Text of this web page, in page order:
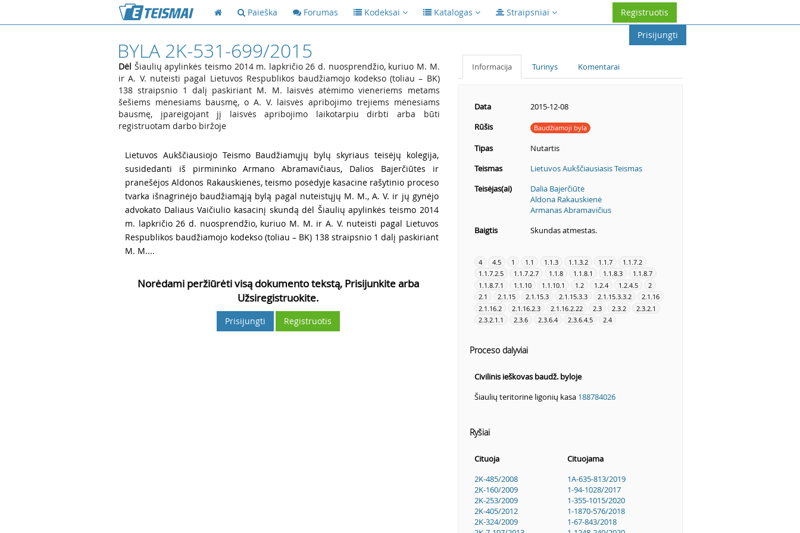
Paieška Forumas Kodeksai Katalogas Straipsniai
Registruotis
Prisijungti
BYLA 2K-531-699/2015
Dėl Šiaulių apylinkės teismo 2014 m. lapkričio 26 d. nuosprendžio, kuriuo M. M.
ir A. V. nuteisti pagal Lietuvos Respublikos baudžiamojo kodekso (toliau – BK)
138 straipsnio 1 dalį paskiriant M. M. laisvės atėmimo vieneriems metams
šešiems mėnesiams bausmę, o A. V. laisvės apribojimo trejiems mėnesiams
bausmę, įpareigojant jį laisvės apribojimo laikotarpiu dirbti arba būti
registruotam darbo biržoje
Lietuvos Aukščiausiojo Teismo Baudžiamųjų bylų skyriaus teisėjų kolegija,
susidedanti iš pirmininko Armano Abramavičiaus, Dalios Bajerčiūtės ir
pranešėjos Aldonos Rakauskienės, teismo posėdyje kasacine rašytinio proceso
tvarka išnagrinėjo baudžiamąją bylą pagal nuteistųjų M. M., A. V. ir jų gynėjo
advokato Daliaus Vaičiulio kasacinį skundą dėl Šiaulių apylinkės teismo 2014
m. lapkričio 26 d. nuosprendžio, kuriuo M. M. ir A. V. nuteisti pagal Lietuvos
Respublikos baudžiamojo kodekso (toliau – BK) 138 straipsnio 1 dalį paskiriant
M. M....
Norėdami peržiūrėti visą dokumento tekstą, Prisijunkite arba
Užsiregistruokite.
Prisijungti Registruotis
Informacija Turinys Komentarai
Data
2015-12-08
Rūšis
Baudžiamoji byla
Tipas
Nutartis
Teismas
Lietuvos Aukščiausiasis Teismas
Teisėjas(ai)
Dalia Bajerčiūtė
Aldona Rakauskienė
Armanas Abramavičius
Baigtis
Skundas atmestas.
4 4.5 1 1.1 1.1.3 1.1.3.2 1.1.7
1.1.7.2
1.1.7.2.5
1.1.7.2.7 1.1.8 1.1.8.1 1.1.8.3
1.1.8.7
1.1.8.7.1
1.1.10 1.1.10.1 1.2 1.2.4 1.2.4.5
2
2.1
2.1.15 2.1.15.3 2.1.15.3.3 2.1.15.3.3.2
2.1.16
2.1.16.2
2.1.16.2.3 2.1.16.2.22 2.3 2.3.2
2.3.2.1
2.3.2.1.1
2.3.6 2.3.6.4 2.3.6.4.5 2.4
Proceso dalyviai
Civilinis ieškovas baudž. byloje
Šiaulių teritorinė ligonių kasa 188784026
Ryšiai
Cituoja
Cituojama
2K-485/2008
2K-160/2009
2K-253/2009
2K-405/2012
2K-324/2009
1A-635-813/2019
1-94-1028/2017
1-355-1015/2020
1-1870-576/2018
1-67-843/2018